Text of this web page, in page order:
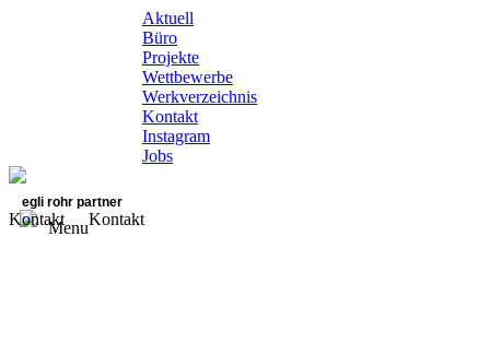
Aktuell
Büro
Projekte
Wettbewerbe
Werkverzeichnis
Kontakt
Instagram
Jobs
egli rohr partner
Menu
Kontakt Kontakt